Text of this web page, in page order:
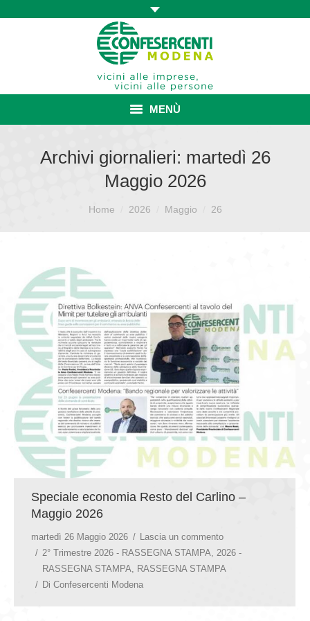
MENÙ
ASSOCIAZIONE
ISCRIZIONE E VANTAGGI
CATEGORIE SINDACALI
SERVIZI
GIOVEDÌ GASTRONOMICI
COMUNICATI E NEWS
CONTATTI
Archivi giornalieri: martedì 26
Maggio 2026
Home 2026 Maggio 26
Speciale economia Resto del Carlino –
Maggio 2026
martedì 26 Maggio 2026
Lascia un commento
2° Trimestre 2026 - RASSEGNA STAMPA, 2026 -
RASSEGNA STAMPA, RASSEGNA STAMPA
Di Confesercenti Modena